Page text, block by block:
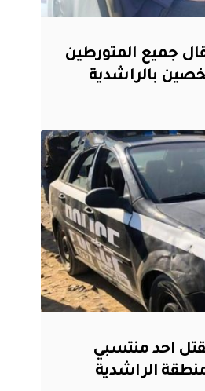
جميع المتورطين
بالراشدية
احد منتسبي
الراشدية